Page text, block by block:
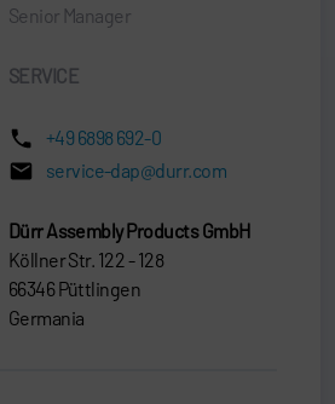
Senior Manager
SERVICE
+49 6898 692-0
service-dap@durr.com
Dürr Assembly Products GmbH
Köllner Str. 122 - 128
66346 Püttlingen
Germania